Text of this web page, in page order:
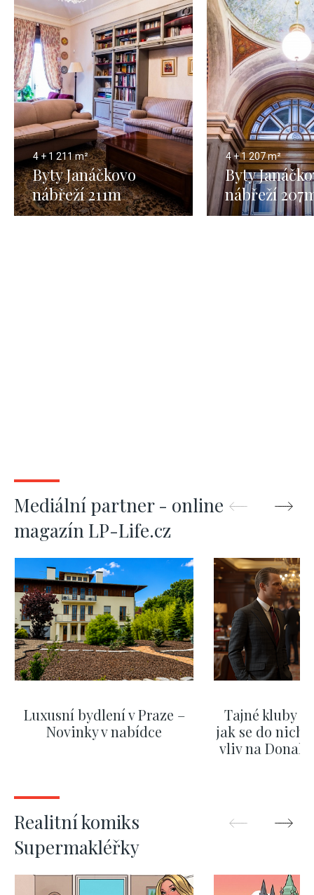
4 + 1 211 m²
Byty Janáčkovo
nábřeží 211m
4 + 1207 m²
Byty
nábřeží
Mediální partner - online
magazín LP-Life.cz
Luxusní bydlení v Praze –
Novinky v nabídce
Tajné kluby
jak se do nich
vliv na
Realitní komiks
Supermakléřky